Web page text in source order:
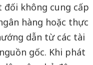
đối không cung cấp
hàng hoặc thực
dẫn từ các tài
gốc. Khi phát